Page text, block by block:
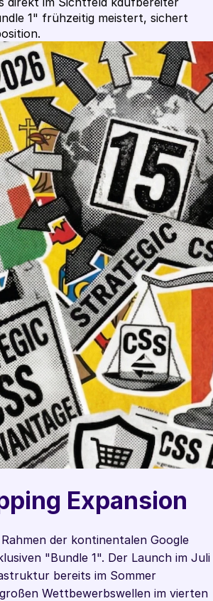
1" frühzeitig meistert, sichert
Expansion
der kontinentalen Google
"Bundle 1". Der Launch im Juli
bereits im Sommer
Wettbewerbswellen im vierten